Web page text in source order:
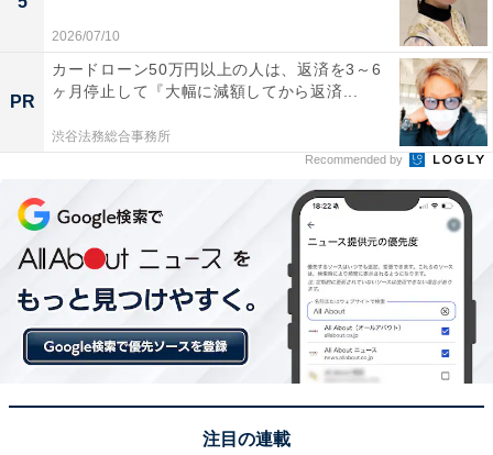
View this post on Instagram
2026/07/10
PR
カードローン50万円以上の人は、返済を3～6
ヶ月停止して『大幅に減額してから返済...
渋谷法務総合事務所
Recommended by
注目の連載